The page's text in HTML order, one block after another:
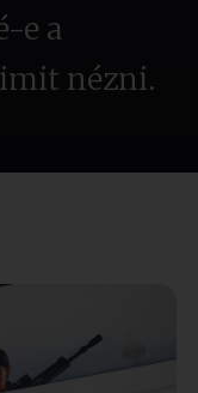
e a
nézni.